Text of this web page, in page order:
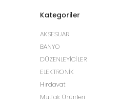
Kategoriler
AKSESUAR
BANYO
DÜZENLEYİCİLER
ELEKTRONİK
Hırdavat
Mutfak Ürünleri